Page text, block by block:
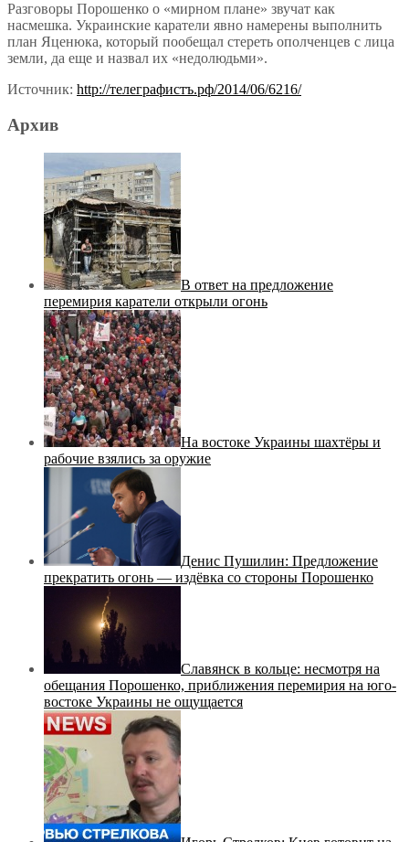
Разговоры Порошенко о «мирном плане» звучат как
насмешка. Украинские каратели явно намерены выполнить
план Яценюка, который пообещал стереть ополченцев с лица
земли, да еще и назвал их «недолюдьми».
Источник: http://телеграфистъ.рф/2014/06/6216/
Архив
В ответ на предложение
перемирия каратели открыли огонь
На востоке Украины шахтёры и
рабочие взялись за оружие
Денис Пушилин: Предложение
прекратить огонь — издёвка со стороны Порошенко
Славянск в кольце: несмотря на
обещания Порошенко, приближения перемирия на юго-
востоке Украины не ощущается